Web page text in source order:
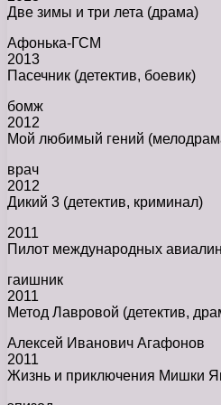
Две зимы и три лета (драма)
Афонька-ГСМ
2013
Пасечник (детектив, боевик)
бомж
2012
Мой любимый гений
врач
2012
Дикий 3 (детектив, криминал)
2011
Пилот международных
гаишник
2011
Метод Лавровой (детектив,
Алексей Иванович Агафонов
2011
Жизнь и приключения Мишки